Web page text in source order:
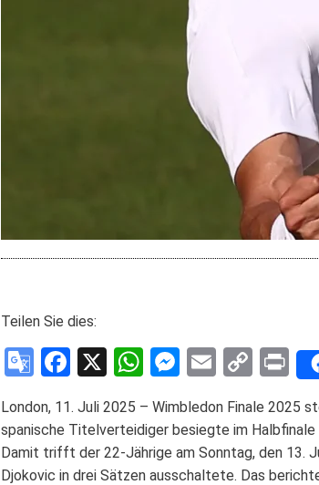
Teilen Sie dies:
Google
Facebook
X WhatsApp
EmailCopy
Link
London, 11. Juli 2025 – Wimbledon Finale 2025
spanische Titelverteidiger besiegte im Halbfinale
Damit trifft der 22-Jährige am Sonntag, den 13.
Djokovic in drei Sätzen ausschaltete. Das